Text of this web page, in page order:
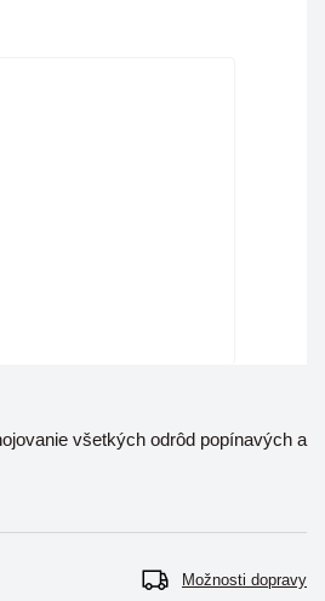
všetkých odrôd popínavých a
Možnosti dopravy